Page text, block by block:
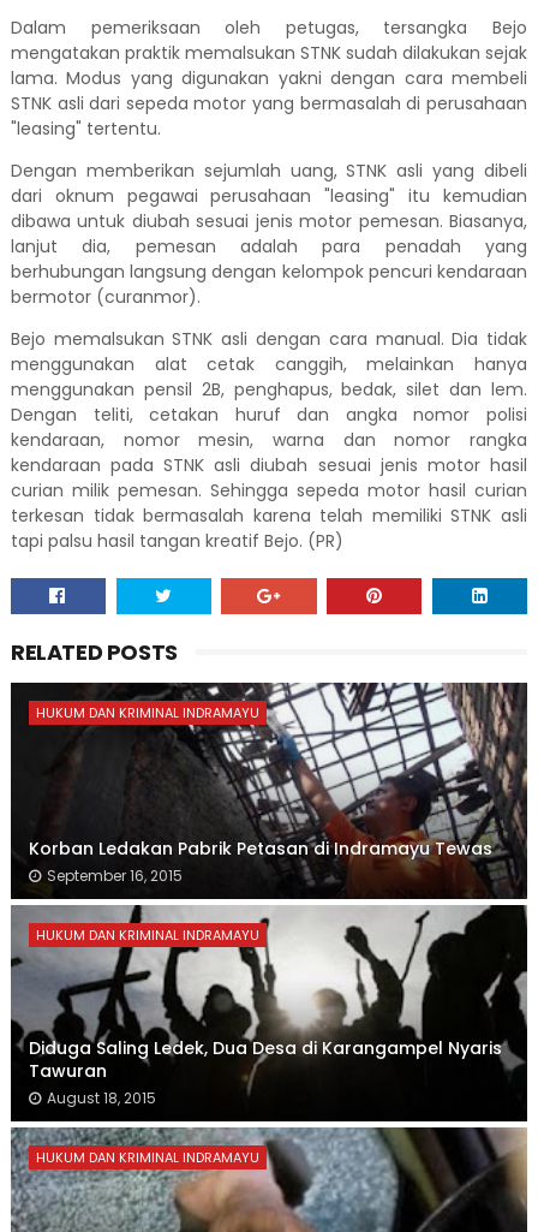
Dalam pemeriksaan oleh petugas, tersangka Bejo
mengatakan praktik memalsukan STNK sudah dilakukan sejak
lama. Modus yang digunakan yakni dengan cara membeli
STNK asli dari sepeda motor yang bermasalah di perusahaan
"leasing" tertentu.
Dengan memberikan sejumlah uang, STNK asli yang dibeli
dari oknum pegawai perusahaan "leasing" itu kemudian
dibawa untuk diubah sesuai jenis motor pemesan. Biasanya,
lanjut dia, pemesan adalah para penadah yang
berhubungan langsung dengan kelompok pencuri kendaraan
bermotor (curanmor).
Bejo memalsukan STNK asli dengan cara manual. Dia tidak
menggunakan alat cetak canggih, melainkan hanya
menggunakan pensil 2B, penghapus, bedak, silet dan lem.
Dengan teliti, cetakan huruf dan angka nomor polisi
kendaraan, nomor mesin, warna dan nomor rangka
kendaraan pada STNK asli diubah sesuai jenis motor hasil
curian milik pemesan. Sehingga sepeda motor hasil curian
terkesan tidak bermasalah karena telah memiliki STNK asli
tapi palsu hasil tangan kreatif Bejo. (PR)
RELATED POSTS
HUKUM DAN KRIMINAL INDRAMAYU
Korban Ledakan Pabrik Petasan di Indramayu Tewas
September 16, 2015
HUKUM DAN KRIMINAL INDRAMAYU
Diduga Saling Ledek, Dua Desa di Karangampel Nyaris
Tawuran
August 18, 2015
HUKUM DAN KRIMINAL INDRAMAYU